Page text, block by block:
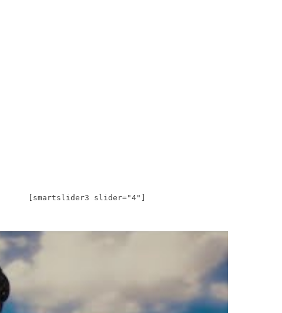
[smartslider3 slider="4"]